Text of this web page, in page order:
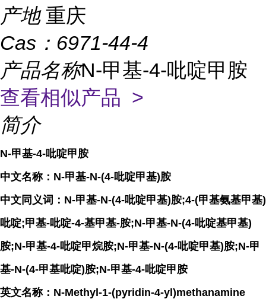
产地 重庆
Cas： 6971-44-4
产品名称N-甲基-4-吡啶甲胺
查看相似产品 >
简介
N-甲基-4-吡啶甲胺
中文名称：N-甲基-N-(4-吡啶甲基)胺
中文同义词：N-甲基-N-(4-吡啶甲基)胺;4-(甲基氨基甲基)
吡啶;甲基-吡啶-4-基甲基-胺;N-甲基-N-(4-吡啶基甲基)
胺;N-甲基-4-吡啶甲烷胺;N-甲基-N-(4-吡啶甲基)胺;N-甲
基-N-(4-甲基吡啶)胺;N-甲基-4-吡啶甲胺
英文名称：N-Methyl-1-(pyridin-4-yl)methanamine